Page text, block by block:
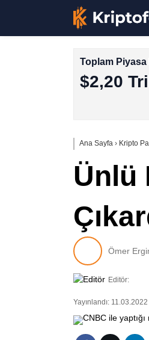
Toplam Piyasa
$2,20
Ana Sayfa › Kripto
Ünlü
Ömer
Editör:
Yayınlandı: